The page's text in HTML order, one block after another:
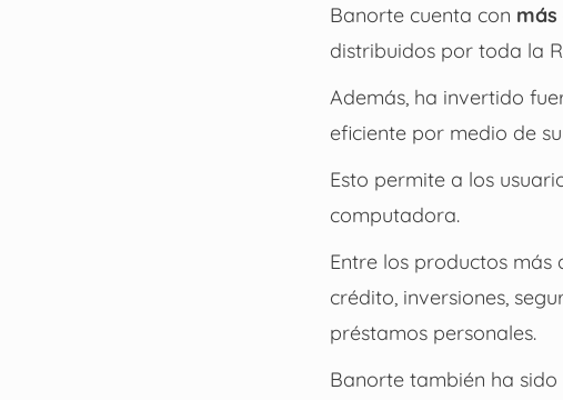
Banorte cuenta con más
distribuidos por toda la
Además, ha invertido
eficiente por medio de
Esto permite a los
computadora.
Entre los productos
crédito, inversiones,
préstamos personales.
Banorte también ha